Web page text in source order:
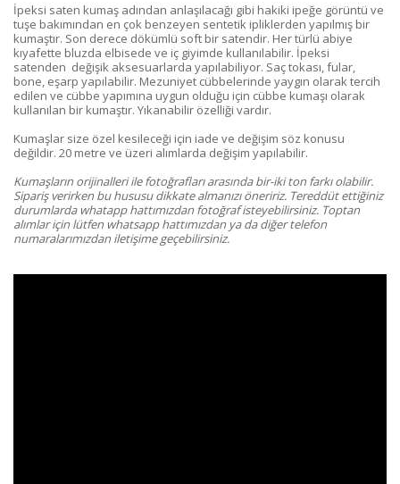
İpeksi saten kumaş adından anlaşılacağı gibi hakiki ipeğe görüntü ve
tuşe bakımından en çok benzeyen sentetik ipliklerden yapılmış bir
kumaştır. Son derece dökümlü soft bir satendir. Her türlü abiye
kıyafette bluzda elbisede ve iç giyimde kullanılabilir. İpeksi
satenden değişik aksesuarlarda yapılabiliyor. Saç tokası, fular,
bone, eşarp yapılabilir. Mezuniyet cübbelerinde yaygın olarak tercih
edilen ve cübbe yapımına uygun olduğu için cübbe kumaşı olarak
kullanılan bir kumaştır. Yıkanabilir özelliği vardır.
Kumaşlar size özel kesileceği için iade ve değişim söz konusu
değildir. 20 metre ve üzeri alımlarda değişim yapılabilir.
Kumaşların orijinalleri ile fotoğrafları arasında bir-iki ton farkı olabilir.
Sipariş verirken bu hususu dikkate almanızı öneririz. Tereddüt ettiğiniz
durumlarda whatapp hattımızdan fotoğraf isteyebilirsiniz. Toptan
alımlar için lütfen whatsapp hattımızdan ya da diğer telefon
numaralarımızdan iletişime geçebilirsiniz.